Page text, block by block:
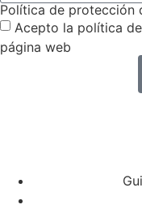
Política de protección
Acepto la política
página web